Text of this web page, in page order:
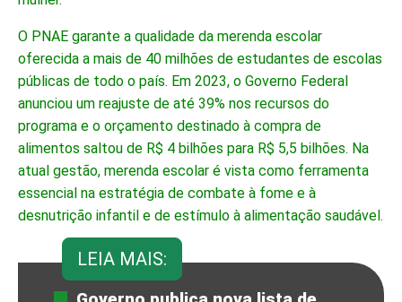
O PNAE garante a qualidade da merenda escolar
oferecida a mais de 40 milhões de estudantes de escolas
públicas de todo o país. Em 2023, o Governo Federal
anunciou um reajuste de até 39% nos recursos do
programa e o orçamento destinado à compra de
alimentos saltou de R$ 4 bilhões para R$ 5,5 bilhões. Na
atual gestão, merenda escolar é vista como ferramenta
essencial na estratégia de combate à fome e à
desnutrição infantil e de estímulo à alimentação saudável.
LEIA MAIS: